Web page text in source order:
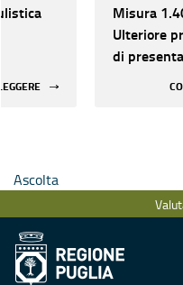
Misura
Ulteriore
di
Ascolta